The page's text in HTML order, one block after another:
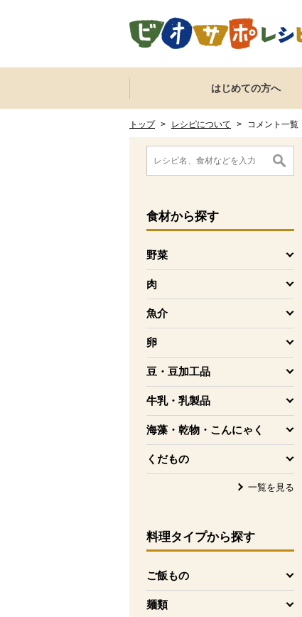
ここからサイト内共通メニューです。
サイト内共通メニューをスキップする
はじめての方へ
トップ > レシピについて > コメント一覧
ここから消費材検索メニューです。
食材から探す
野菜
を開く
肉
を開く
魚介
を開く
卵
を開く
豆・豆加工品
を開く
牛乳・乳製品
を開く
海藻・乾物・こんにゃく
を開く
くだもの
を開く
一覧を見る
料理タイプから探す
ご飯もの
を開く
麺類
を開く
消費材検索メニューここまで。
ここから本文です。